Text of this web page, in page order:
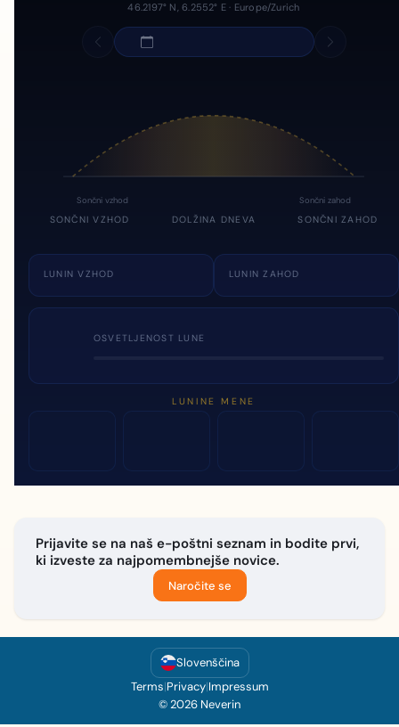
46.2197° N, 6.2552° E · Europe/Zurich
Sončni vzhod Sončni zahod
SONČNI VZHOD DOLŽINA DNEVA SONČNI ZAHOD
LUNIN VZHOD LUNIN ZAHOD
OSVETLJENOST LUNE
LUNINE MENE
Prijavite se na naš e-poštni seznam in bodite prvi,
ki izveste za najpomembnejše novice.
Naročite se
Slovenščina
Terms|Privacy|Impressum
© 2026 Neverin